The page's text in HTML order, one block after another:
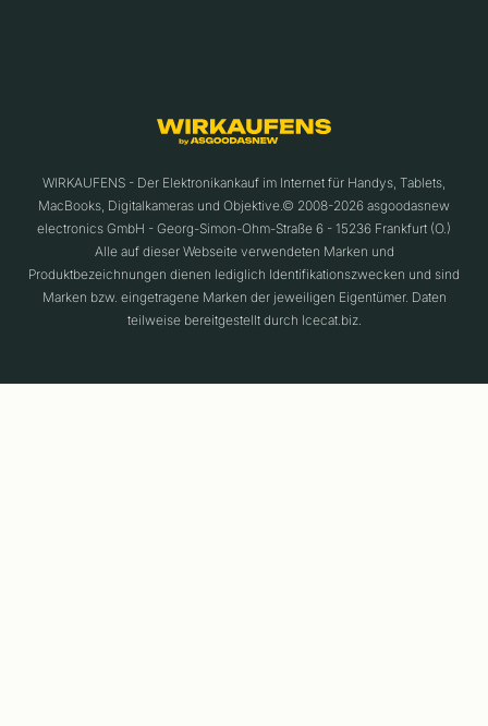
WIRKAUFENS - Der Elektronikankauf im Internet für Handys, Tablets,
MacBooks, Digitalkameras und Objektive.© 2008-2026 asgoodasnew
electronics GmbH - Georg-Simon-Ohm-Straße 6 - 15236 Frankfurt (O.)
Alle auf dieser Webseite verwendeten Marken und
Produktbezeichnungen dienen lediglich Identifikationszwecken und sind
Marken bzw. eingetragene Marken der jeweiligen Eigentümer. Daten
teilweise bereitgestellt durch Icecat.biz.